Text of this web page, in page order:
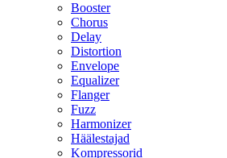
Booster
Chorus
Delay
Distortion
Envelope
Equalizer
Flanger
Fuzz
Harmonizer
Häälestajad
Kompressorid